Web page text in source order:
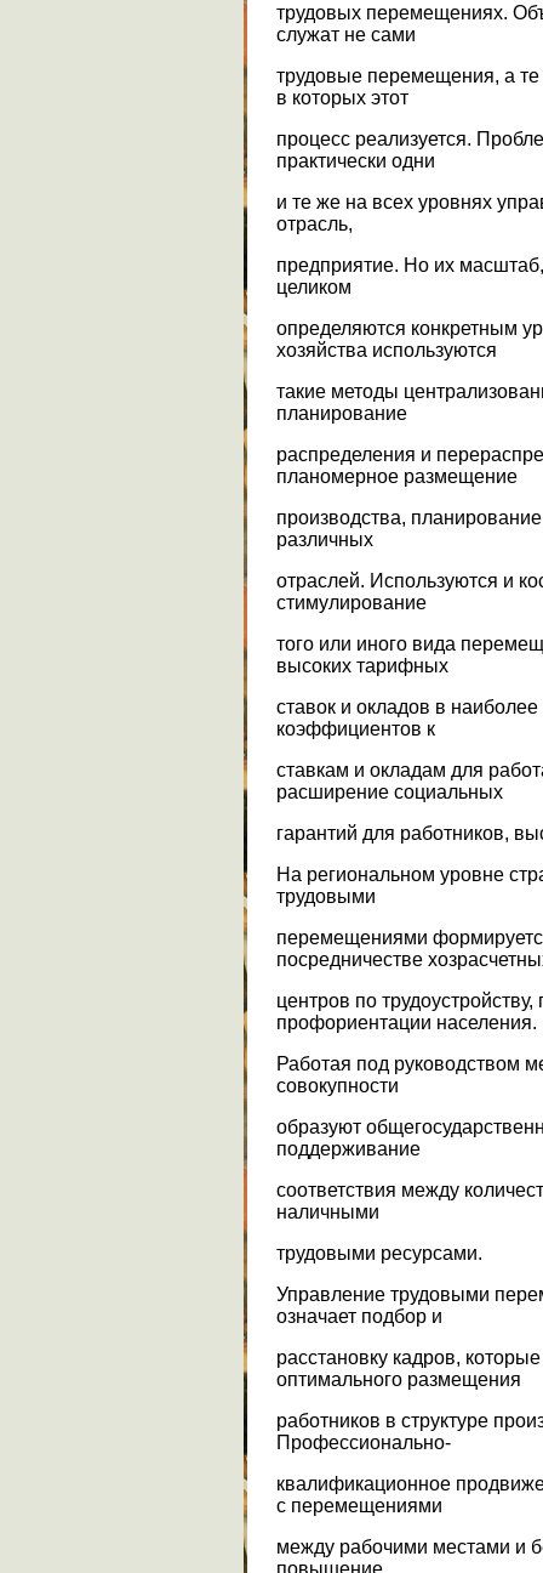
трудовых перемещениях.
служат не сами
трудовые перемещения, а те
в которых этот
процесс реализуется.
практически одни
и те же на всех уровнях
отрасль,
предприятие. Но их
целиком
определяются конкретным
хозяйства используются
такие методы
планирование
распределения и
планомерное размещение
производства,
различных
отраслей. Используются и
стимулирование
того или иного вида
высоких тарифных
ставок и окладов в
коэффициентов к
ставкам и окладам для
расширение социальных
гарантий для работников,
На региональном уровне
трудовыми
перемещениями
посредничестве
центров по
профориентации населения.
Работая под руководством
совокупности
образуют
поддерживание
соответствия между
наличными
трудовыми ресурсами.
Управление трудовыми
означает подбор и
расстановку кадров,
оптимального размещения
работников в структуре
Профессионально-
квалификационное
с перемещениями
между рабочими местами и
повышение